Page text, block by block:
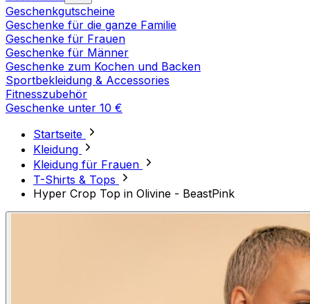
Geschenkgutscheine
Geschenke für die ganze Familie
Geschenke für Frauen
Geschenke für Männer
Geschenke zum Kochen und Backen
Sportbekleidung & Accessories
Fitnesszubehör
Geschenke unter 10 €
Startseite
Kleidung
Kleidung für Frauen
T-Shirts & Tops
Hyper Crop Top in Olivine - BeastPink